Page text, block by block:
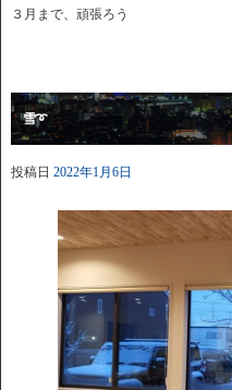
３月まで、頑張ろう
雪➰
投稿日 2022年1月6日